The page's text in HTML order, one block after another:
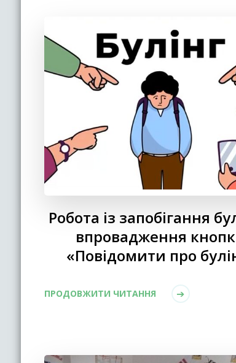
Робота із запобігання
впровадження
«Повідомити про
ПРОДОВЖИТИ ЧИТАННЯ